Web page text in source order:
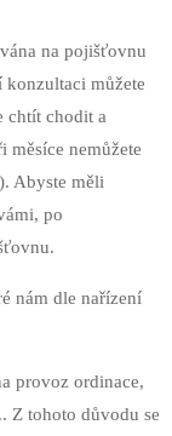
na pojišťovnu
konzultaci můžete
chtít chodit a
měsíce nemůžete
Abyste měli
po
nám dle nařízení
provoz ordinace,
Z tohoto důvodu se